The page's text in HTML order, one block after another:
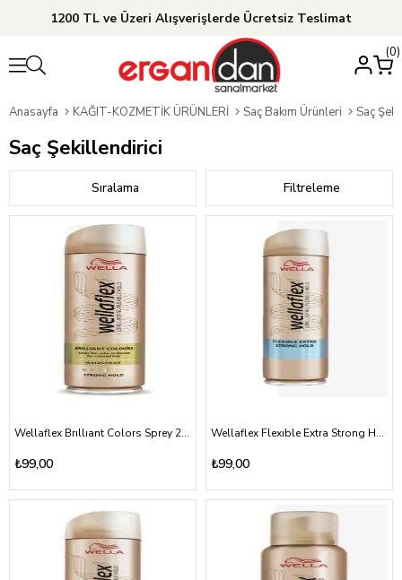
1200 TL ve Üzeri Alışverişlerde Ücretsiz Teslimat
0
Anasayfa KAĞIT-KOZMETİK ÜRÜNLERİ Saç Bakım Ürünleri Saç
Saç Şekillendirici
Filtreleme
Sıralama
Wellaflex Brıllıant Colors Sprey 250ml (Parlak Renkler)
₺99,00
Wellaflex Flexıble Extra Strong Hold Sprey 250ml (Ekstra Güçlü Tutuş)
₺99,00